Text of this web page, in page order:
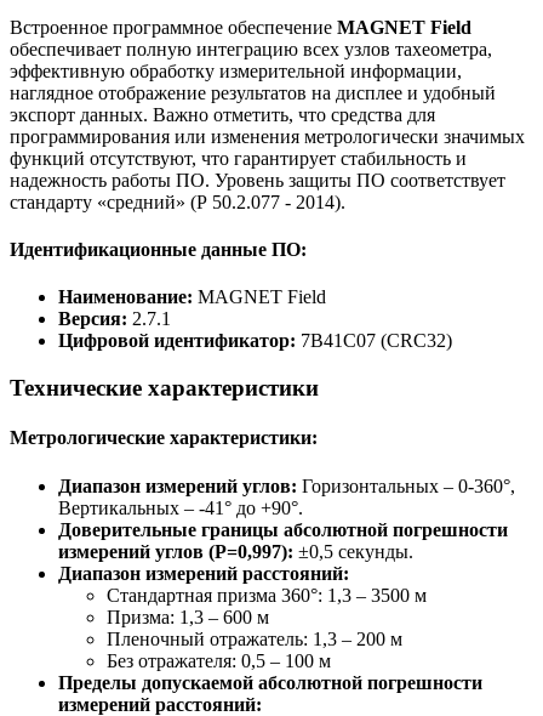
Встроенное программное обеспечение MAGNET Field
обеспечивает полную интеграцию всех узлов тахеометра,
эффективную обработку измерительной информации,
наглядное отображение результатов на дисплее и удобный
экспорт данных. Важно отметить, что средства для
программирования или изменения метрологически значимых
функций отсутствуют, что гарантирует стабильность и
надежность работы ПО. Уровень защиты ПО соответствует
стандарту «средний» (Р 50.2.077 - 2014).
Идентификационные данные ПО:
Наименование: MAGNET Field
Версия: 2.7.1
Цифровой идентификатор: 7B41C07 (CRC32)
Технические характеристики
Метрологические характеристики:
Диапазон измерений углов: Горизонтальных – 0-360°,
Вертикальных – -41° до +90°.
Доверительные границы абсолютной погрешности
измерений углов (P=0,997): ±0,5 секунды.
Диапазон измерений расстояний:
Стандартная призма 360°: 1,3 – 3500 м
Призма: 1,3 – 600 м
Пленочный отражатель: 1,3 – 200 м
Без отражателя: 0,5 – 100 м
Пределы допускаемой абсолютной погрешности
измерений расстояний: